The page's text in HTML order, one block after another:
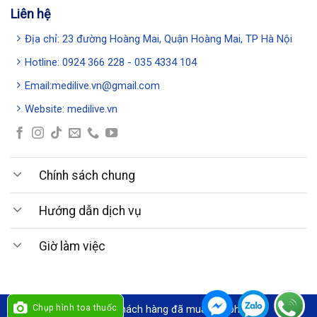
Liên hệ
Địa chỉ: 23 đường Hoàng Mai, Quận Hoàng Mai, TP Hà Nội
Hotline: 0924 366 228 - 035 4334 104
Email:medilive.vn@gmail.com
Website: medilive.vn
Chính sách chung
Hướng dẫn dịch vụ
Giờ làm việc
Chụp hình toa thuốc
Cảm ơn quý khách hàng đã mua sản phẩm !